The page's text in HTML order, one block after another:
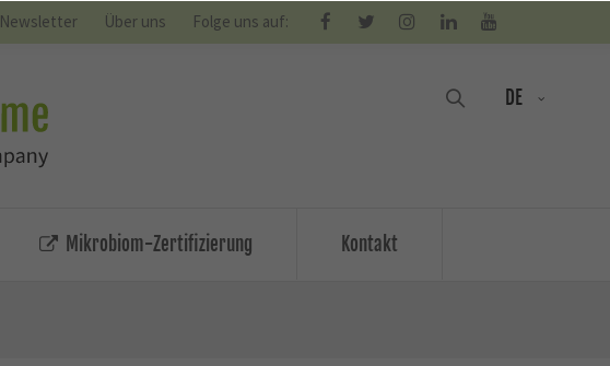
Newsletter Über uns Folge uns auf:
DE
Mikrobiom-Zertifizierung Kontakt